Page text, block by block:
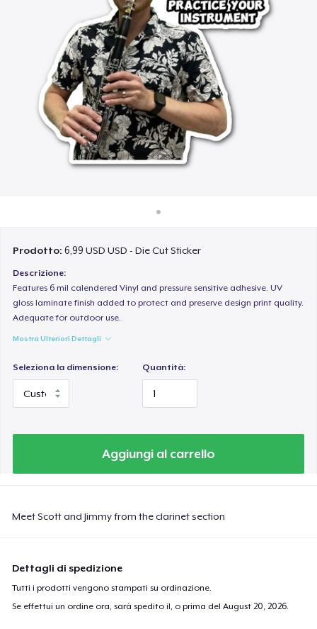
Vendi ovunque
Vendi qualsiasi cosa
Prodotto:6,99 USD USD - Die Cut Sticker
Descrizione:
Features 6 mil calendered Vinyl and pressure sensitive adhesive. UV
gloss laminate finish added to protect and preserve design print quality.
Adequate for outdoor use.
Mostra Ulteriori Dettagli
Seleziona la dimensione: Quantità:
Aggiungi al carrello
Meet Scott and Jimmy from the clarinet section
Dettagli di spedizione
Tutti i prodotti vengono stampati su ordinazione.
Se effettui un ordine ora, sarà spedito il, o prima delAugust 20, 2026